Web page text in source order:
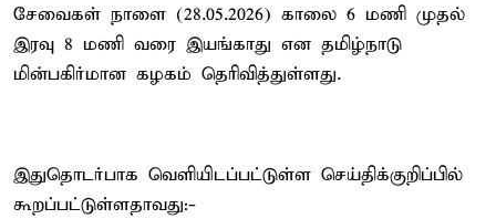
சேவைகள் நாளை (28.05.2026) காலை 6 மணி முதல்
இரவு 8 மணி வரை இயங்காது என தமிழ்நாடு
மின்பகிர்மான கழகம் தெரிவித்துள்ளது.
இதுதொடர்பாக வெளியிடப்பட்டுள்ள செய்திக்குறிப்பில்
கூறப்பட்டுள்ளதாவது:-